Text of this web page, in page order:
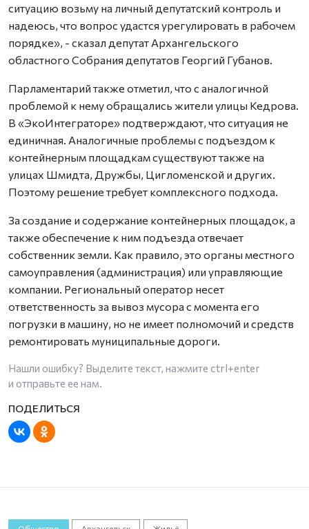
ситуацию возьму на личный депутатский контроль и
надеюсь, что вопрос удастся урегулировать в рабочем
порядке», - сказал депутат Архангельского
областного Собрания депутатов Георгий Губанов.
Парламентарий также отметил, что с аналогичной
проблемой к нему обращались жители улицы Кедрова.
В «ЭкоИнтеграторе» подтверждают, что ситуация не
единичная. Аналогичные проблемы с подъездом к
контейнерным площадкам существуют также на
улицах Шмидта, Дружбы, Цигломенской и других.
Поэтому решение требует комплексного подхода.
За создание и содержание контейнерных площадок, а
также обеспечение к ним подъезда отвечает
собственник земли. Как правило, это органы местного
самоуправления (администрация) или управляющие
компании. Региональный оператор несет
ответственность за вывоз мусора с момента его
погрузки в машину, но не имеет полномочий и средств
ремонтировать муниципальные дороги.
Нашли ошибку? Выделите текст, нажмите ctrl+enter
и отправьте ее нам.